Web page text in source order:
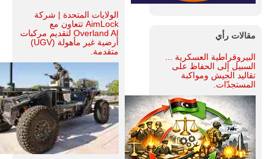
مقالات رأي
البيروقراطية العسكرية ...
السبيل إلى الحفاظ على
تقاليد الجيش ومواكبة
المستجدّات.
الولايات المتحدة | شركة
AimLock تتعاون مع
Overland AI لتقديم مركبات
أرضية غير مأهولة (UGV)
متقدمة.